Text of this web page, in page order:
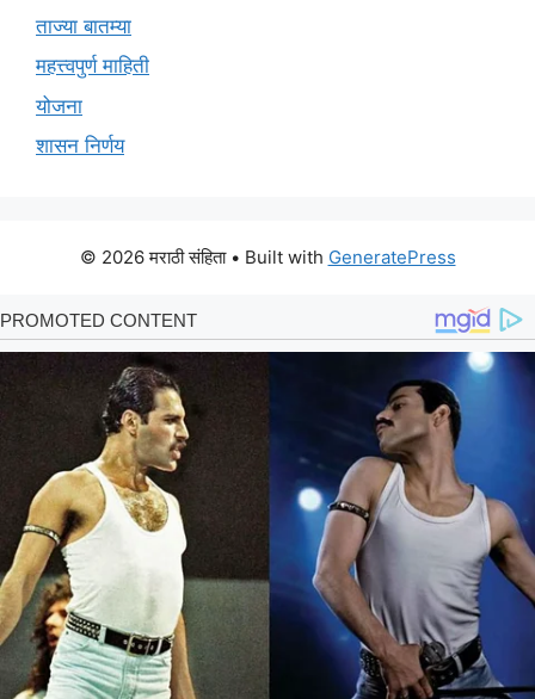
ताज्या बातम्या
महत्त्वपुर्ण माहिती
योजना
शासन निर्णय
© 2026 मराठी संहिता• Built with GeneratePress